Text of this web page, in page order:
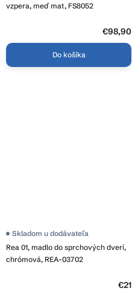
vzpera, meď mat, FS8052
€98,90
Do košíka
Rea 01, madlo do sprchových dverí,
chrómová, REA-03702
Skladom u dodávateľa
€21